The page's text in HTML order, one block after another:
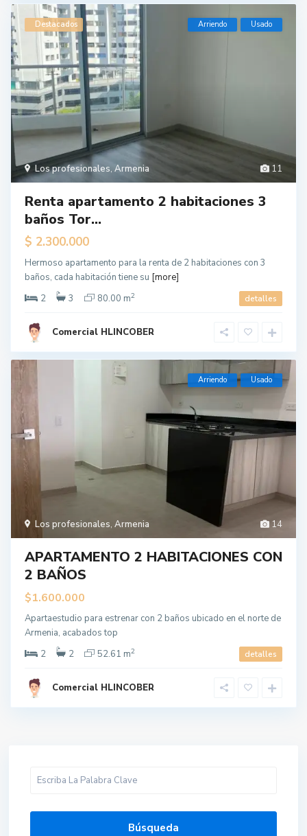
11
Los profesionales, Armenia
Destacados Arriendo Usado
Renta apartamento 2 habitaciones 3
baños Tor...
$ 2.300.000
Hermoso apartamento para la renta de 2 habitaciones con 3
baños, cada habitación tiene su [more]
2
3 80.00 m2 detalles
Comercial HLINCOBER
14
Los profesionales, Armenia
Arriendo Usado
APARTAMENTO 2 HABITACIONES CON
2 BAÑOS
$1.600.000
Apartaestudio para estrenar con 2 baños ubicado en el norte de
Armenia, acabados top
2
2 52.61 m2 detalles
Comercial HLINCOBER
Búsqueda